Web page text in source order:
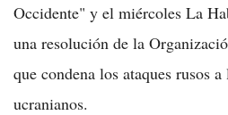
Occidente" y el miércoles La
una resolución de la
que condena los ataques rusos
ucranianos.